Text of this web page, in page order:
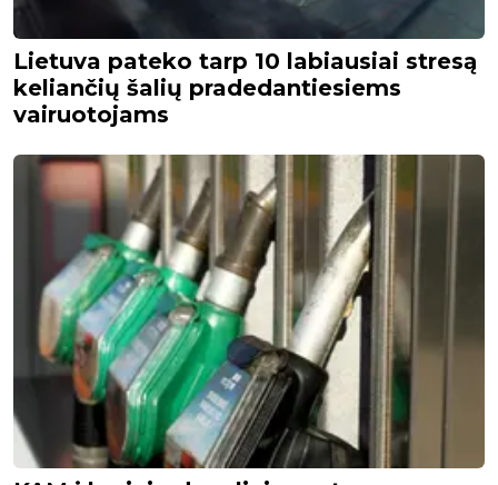
Lietuva pateko tarp 10 labiausiai stresą
keliančių šalių pradedantiesiems
vairuotojams